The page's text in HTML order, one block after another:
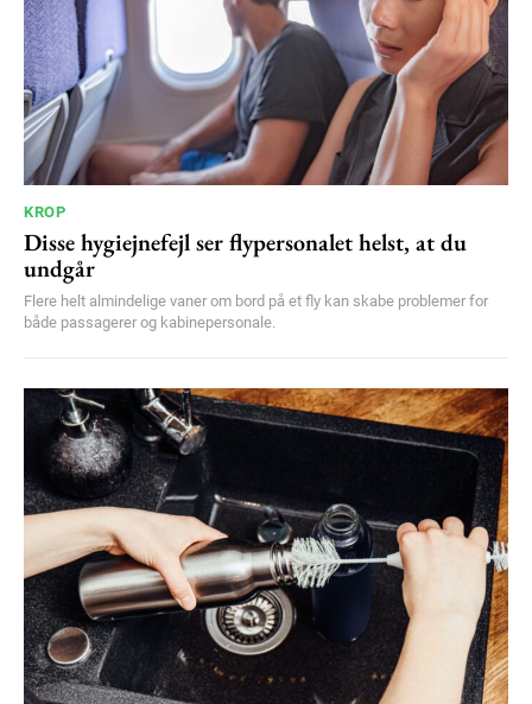
KROP
Disse hygiejnefejl ser flypersonalet helst, at du
undgår
Flere helt almindelige vaner om bord på et fly kan skabe problemer for
både passagerer og kabinepersonale.